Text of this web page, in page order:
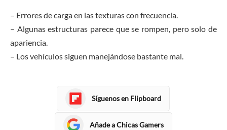
– Errores de carga en las texturas con frecuencia.
– Algunas estructuras parece que se rompen, pero solo de
apariencia.
– Los vehículos siguen manejándose bastante mal.
Síguenos en Flipboard
Añade a Chicas Gamers